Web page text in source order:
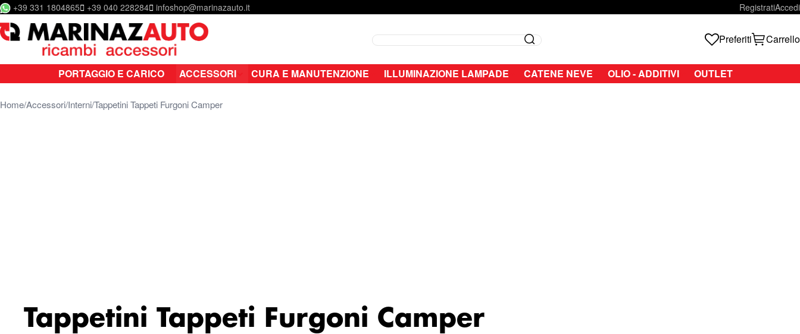
Salta al contenuto
+39 331 1804865 +39 040 228284 infoshop@marinazauto.it RegistratiAccedi
Search Search Preferiti Carrello
PORTAGGIO E CARICO ACCESSORI CURA E MANUTENZIONE ILLUMINAZIONE LAMPADE CATENE NEVE OLIO - ADDITIVI OUTLET
HomeAccessori InterniTappetini Tappeti Furgoni Camper
Tappetini Tappeti Furgoni Camper